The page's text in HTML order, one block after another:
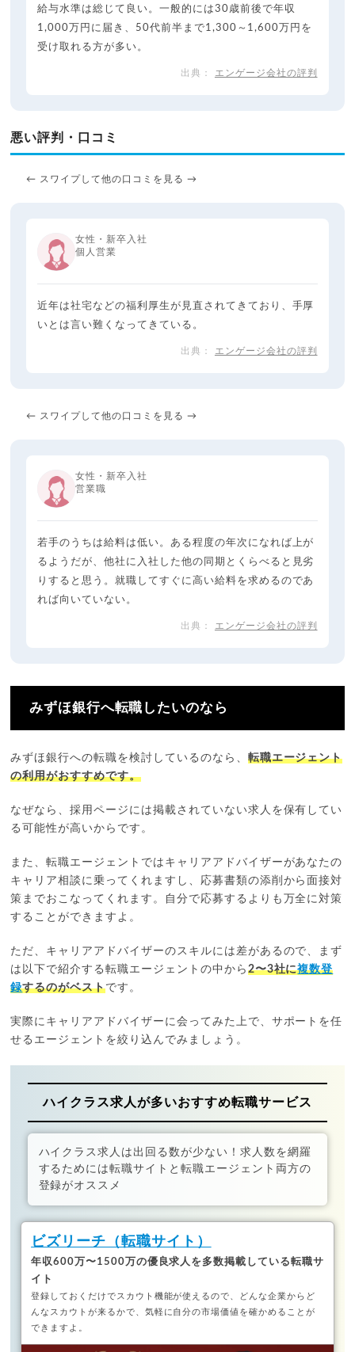
給与水準は総じて良い。一般的には30歳前後で年収
1,000万円に届き、50代前半まで1,300～1,600万円を
受け取れる方が多い。
エンゲージ会社の評判
悪い評判・口コミ
← スワイプして他の口コミを見る →
女性・新卒入社
個人営業
近年は社宅などの福利厚生が見直されてきており、手厚
いとは言い難くなってきている。
エンゲージ会社の評判
← スワイプして他の口コミを見る →
女性・新卒入社
営業職
若手のうちは給料は低い。ある程度の年次になれば上が
るようだが、他社に入社した他の同期とくらべると見劣
りすると思う。就職してすぐに高い給料を求めるのであ
れば向いていない。
エンゲージ会社の評判
みずほ銀行へ転職したいのなら
みずほ銀行への転職を検討しているのなら、 転職エージェント
の利用がおすすめです。
なぜなら、採用ページには掲載されていない求人を保有してい
る可能性が高いからです。
また、転職エージェントではキャリアアドバイザーがあなたの
キャリア相談に乗ってくれますし、応募書類の添削から面接対
策までおこなってくれます。自分で応募するよりも万全に対策
することができますよ。
ただ、キャリアアドバイザーのスキルには差があるので、まず
は以下で紹介する転職エージェントの中から 2〜3社に複数登
録するのがベストです。
実際にキャリアアドバイザーに会ってみた上で、サポートを任
せるエージェントを絞り込んでみましょう。
ハイクラス求人が多いおすすめ転職サービス
ハイクラス求人は出回る数が少ない！求人数を網羅
するためには転職サイトと転職エージェント両方の
登録がオススメ
ビズリーチ（転職サイト）
年収600万〜1500万の優良求人を多数掲載している転職サ
イト
登録しておくだけでスカウト機能が使えるので、どんな企業からど
んなスカウトが来るかで、気軽に自分の市場価値を確かめることが
できますよ。